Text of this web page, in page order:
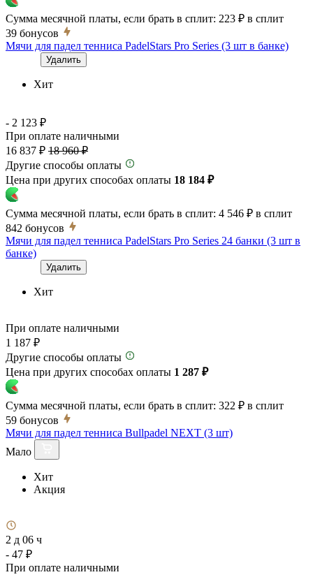
Сумма месячной платы, если брать в сплит: 223 ₽ в сплит
39 бонусов
Мячи для падел тенниса PadelStars Pro Series (3 шт в банке)
Удалить
Хит
- 2 123 ₽
При оплате наличными
16 837 ₽ 18 960 ₽
Другие способы оплаты
Цена при других способах оплаты 18 184 ₽
Сумма месячной платы, если брать в сплит: 4 546 ₽ в сплит
842 бонусов
Мячи для падел тенниса PadelStars Pro Series 24 банки (3 шт в
банке)
Удалить
Хит
При оплате наличными
1 187 ₽
Другие способы оплаты
Цена при других способах оплаты 1 287 ₽
Сумма месячной платы, если брать в сплит: 322 ₽ в сплит
59 бонусов
Мячи для падел тенниса Bullpadel NEXT (3 шт)
Мало
Хит
Акция
2 д 06 ч
- 47 ₽
При оплате наличными